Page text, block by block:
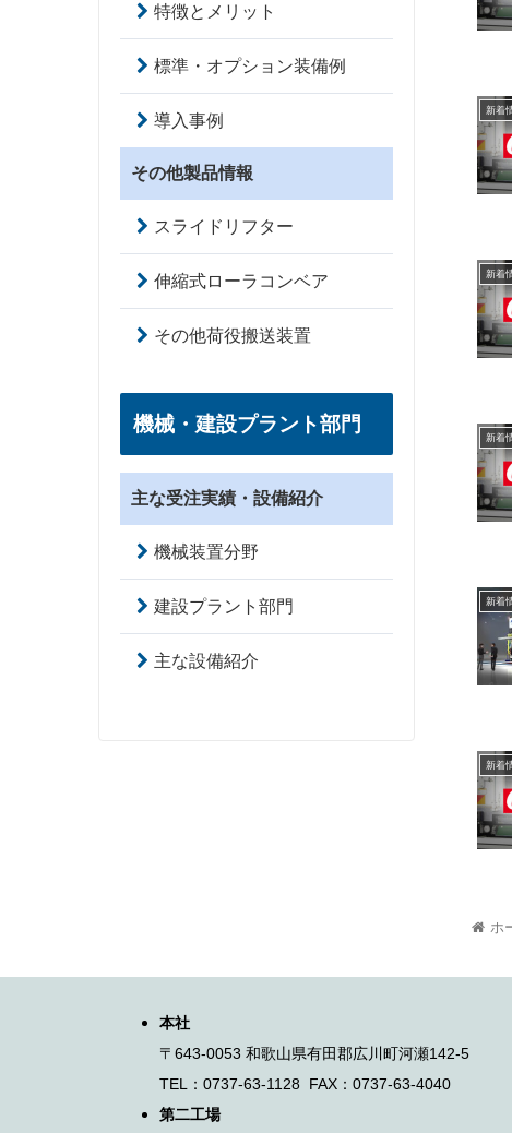
新着
新着
新着
新着
新着
ホ
特徴とメリット
標準・オプション装備例
導入事例
その他製品情報
スライドリフター
伸縮式ローラコンベア
その他荷役搬送装置
機械・建設プラント部門
主な受注実績・設備紹介
機械装置分野
建設プラント部門
主な設備紹介
本社
〒643-0053 和歌山県有田郡広川町河瀬142-5
TEL：0737-63-1128 FAX：0737-63-4040
第二工場